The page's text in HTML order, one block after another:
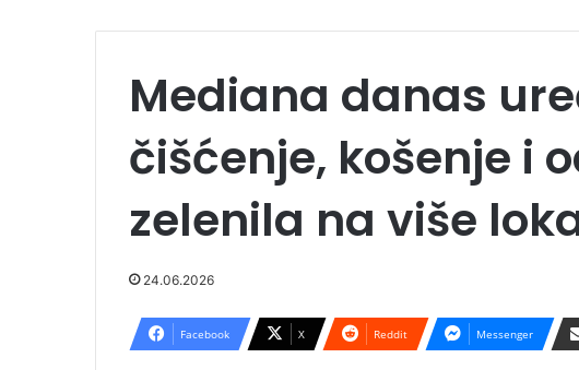
Mediana danas
čišćenje, košenje i
zelenila na više
24.06.2026
Facebook X Reddit Messenger